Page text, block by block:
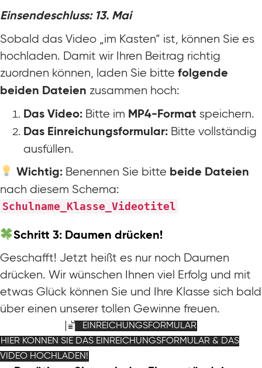
Einsendeschluss: 13. Mai
Sobald das Video „im Kasten“ ist, können Sie es
hochladen. Damit wir Ihren Beitrag richtig
zuordnen können, laden Sie bitte folgende
beiden Dateien zusammen hoch:
Das Video: Bitte im MP4-Format speichern.
Das Einreichungsformular: Bitte vollständig
ausfüllen.
Wichtig:Benennen Sie bitte beide Dateien
nach diesem Schema:
Schulname_Klasse_Videotitel
Schritt 3: Daumen drücken!
Geschafft! Jetzt heißt es nur noch Daumen
drücken. Wir wünschen Ihnen viel Erfolg und mit
etwas Glück können Sie und Ihre Klasse sich bald
über einen unserer tollen Gewinne freuen.
EINREICHUNGSFORMULAR
HIER KÖNNEN SIE DAS EINREICHUNGSFORMULAR & DAS
VIDEO HOCHLADEN!